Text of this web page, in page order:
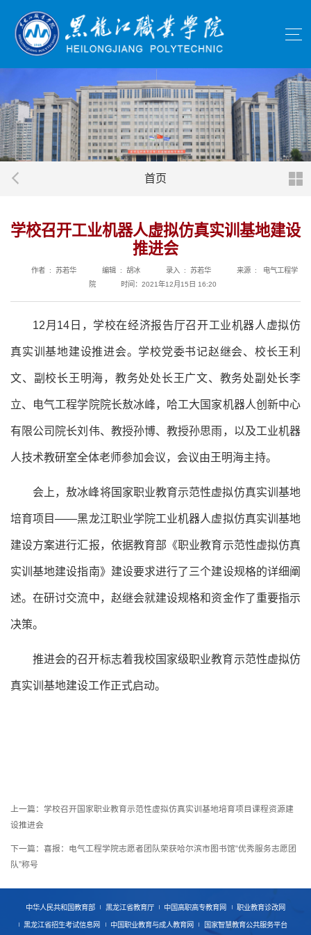
首页
学校召开工业机器人虚拟仿真实训基地建设
推进会
作者 : 苏若华 编辑 : 胡冰 录入 : 苏若华
来源 : 电气工程学
院
时间：2021年12月15日 16:20
12月14日，学校在经济报告厅召开工业机器人虚拟仿
真实训基地建设推进会。学校党委书记赵继会、校长王利
文、副校长王明海，教务处处长王广文、教务处副处长李
立、电气工程学院院长敖冰峰，哈工大国家机器人创新中心
有限公司院长刘伟、教授孙博、教授孙思雨，以及工业机器
人技术教研室全体老师参加会议，会议由王明海主持。
会上，敖冰峰将国家职业教育示范性虚拟仿真实训基地
培育项目——黑龙江职业学院工业机器人虚拟仿真实训基地
建设方案进行汇报，依据教育部《职业教育示范性虚拟仿真
实训基地建设指南》建设要求进行了三个建设规格的详细阐
述。在研讨交流中，赵继会就建设规格和资金作了重要指示
决策。
推进会的召开标志着我校国家级职业教育示范性虚拟仿
真实训基地建设工作正式启动。
上一篇： 学校召开国家职业教育示范性虚拟仿真实训基地培育项目课程资源建
设推进会
下一篇： 喜报：电气工程学院志愿者团队荣获哈尔滨市图书馆“优秀服务志愿团
队”称号
中华人民共和国教育部 黑龙江省教育厅 中国高职高专教育网 职业教育诊改网
黑龙江省招生考试信息网 中国职业教育与成人教育网 国家智慧教育公共服务平台